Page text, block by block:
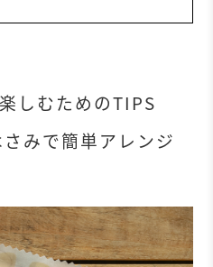
しむためのTIPS
みで簡単アレンジ